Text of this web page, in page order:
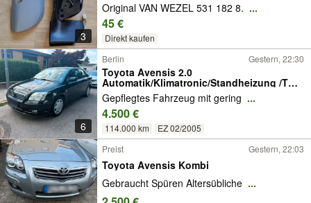
3
Original VAN WEZEL 531 182 8. ...
45 €
Direkt kaufen
6
Berlin Gestern, 22:30
Toyota Avensis 2.0
Automatik/Klimatronic/Standheizung /TÜV
NEU
Gepflegtes Fahrzeug mit gering ...
4.500 €
114.000 km EZ 02/2005
Preist Gestern, 22:03
Toyota Avensis Kombi
Gebraucht Spüren Altersübliche ...